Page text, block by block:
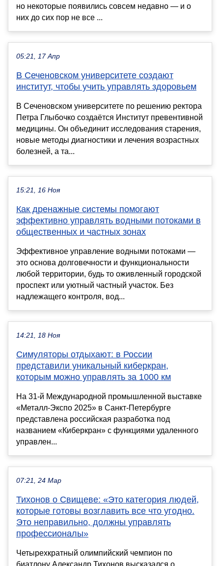
но некоторые появились совсем недавно — и о
них до сих пор не все ...
05:21, 17 Апр
В Сеченовском университете создают
институт, чтобы учить управлять здоровьем
В Сеченовском университете по решению ректора
Петра Глыбочко создаётся Институт превентивной
медицины. Он объединит исследования старения,
новые методы диагностики и лечения возрастных
болезней, а та...
15:21, 16 Ноя
Как дренажные системы помогают
эффективно управлять водными потоками в
общественных и частных зонах
Эффективное управление водными потоками —
это основа долговечности и функциональности
любой территории, будь то оживленный городской
проспект или уютный частный участок. Без
надлежащего контроля, вод...
14:21, 18 Ноя
Симуляторы отдыхают: в России
представили уникальный киберкран,
которым можно управлять за 1000 км
На 31-й Международной промышленной выставке
«Металл-Экспо 2025» в Санкт-Петербурге
представлена российская разработка под
названием «Киберкран» с функциями удаленного
управлен...
07:21, 24 Мар
Тихонов о Свищеве: «Это категория людей,
которые готовы возглавить все что угодно.
Это неправильно, должны управлять
профессионалы»
Четырехкратный олимпийский чемпион по
биатлону Александр Тихонов высказался о